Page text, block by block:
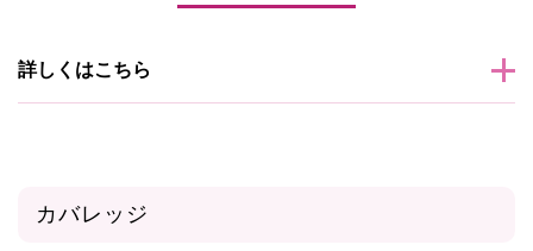
詳しくはこちら
カバレッジ